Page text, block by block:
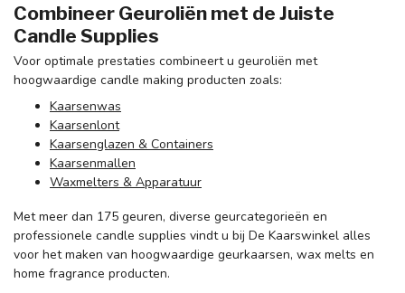
Combineer Geuroliën met de Juiste
Candle Supplies
Voor optimale prestaties combineert u geuroliën met
hoogwaardige candle making producten zoals:
Kaarsenwas
Kaarsenlont
Kaarsenglazen & Containers
Kaarsenmallen
Waxmelters & Apparatuur
Met meer dan 175 geuren, diverse geurcategorieën en
professionele candle supplies vindt u bij De Kaarswinkel alles
voor het maken van hoogwaardige geurkaarsen, wax melts en
home fragrance producten.